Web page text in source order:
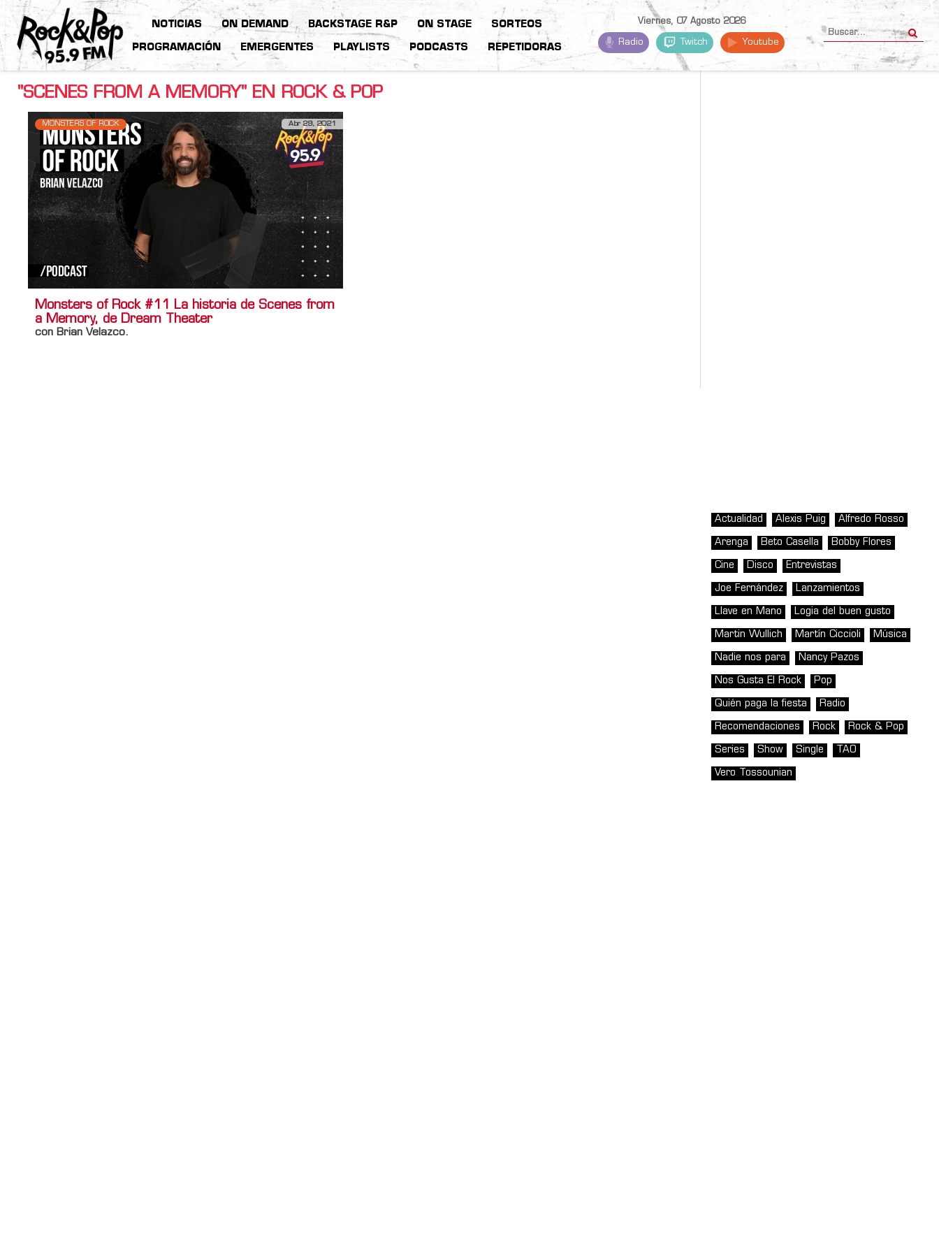
NOTICIAS ON DEMAND BACKSTAGE R&P ON STAGE SORTEOS
PROGRAMACIÓN EMERGENTES PLAYLISTS PODCASTS REPETIDORAS
Viernes, 07 Agosto 2026
Radio Twitch Youtube
"SCENES FROM A MEMORY" EN ROCK & POP
MONSTERS OF ROCK Abr 29, 2021
Monsters of Rock #11 La historia de Scenes from
a Memory, de Dream Theater
con Brian Velazco.
Actualidad Alexis Puig Alfredo Rosso
Arenga Beto Casella Bobby Flores
Cine Disco Entrevistas
Joe Fernández Lanzamientos
Llave en Mano Logia del buen gusto
Martin Wullich Martín Ciccioli Música
Nadie nos para Nancy Pazos
Nos Gusta El Rock Pop
Quién paga la fiesta Radio
Recomendaciones Rock Rock & Pop
Series Show Single TAO
Vero Tossounian